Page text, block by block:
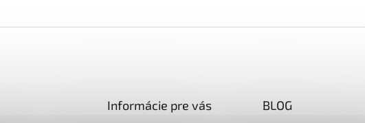
Informácie pre vás BLOG